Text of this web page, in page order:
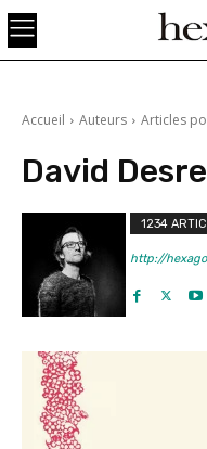
Accueil Auteurs Articles
David
1234
http://